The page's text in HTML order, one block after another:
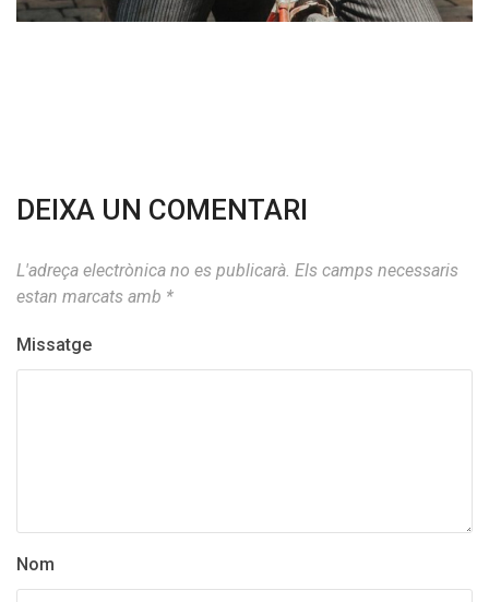
DEIXA UN COMENTARI
L'adreça electrònica no es publicarà. Els camps necessaris
estan marcats amb *
Missatge
Nom